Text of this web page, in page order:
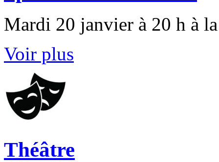
Mardi 20 janvier à 20 h à
Voir plus
Théâtre